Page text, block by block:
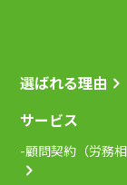
選ばれる理由
サービス
-顧問契約（労務